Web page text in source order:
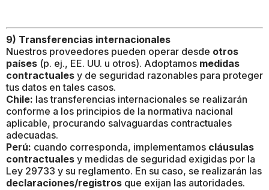
9) Transferencias internacionales
Nuestros proveedores pueden operar desde otros
países (p. ej., EE. UU. u otros). Adoptamos medidas
contractuales y de seguridad razonables para proteger
tus datos en tales casos.
Chile: las transferencias internacionales se realizarán
conforme a los principios de la normativa nacional
aplicable, procurando salvaguardas contractuales
adecuadas.
Perú: cuando corresponda, implementamos cláusulas
contractuales y medidas de seguridad exigidas por la
Ley 29733 y su reglamento. En su caso, se realizarán las
declaraciones/registros que exijan las autoridades.